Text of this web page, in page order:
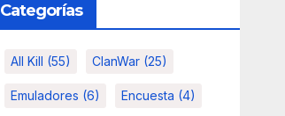
Categorías
All Kill (55) ClanWar(25)
Emuladores (6) Encuesta (4)